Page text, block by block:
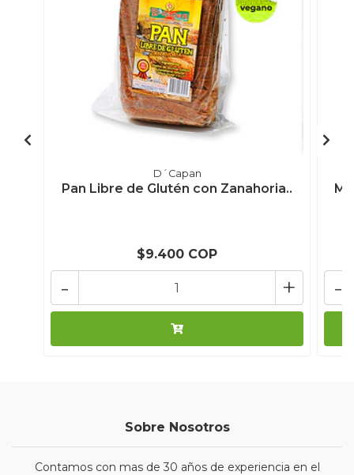
D´Capan
Pan Libre de Glutén con Zanahoria..
$9.400 COP
+
- -
Sobre Nosotros
Contamos con mas de 30 años de experiencia en el